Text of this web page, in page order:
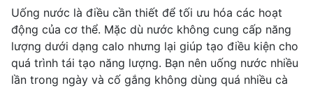
Uống nước là điều cần thiết để tối ưu hóa các hoạt
động của cơ thể. Mặc dù nước không cung cấp năng
lượng dưới dạng calo nhưng lại giúp tạo điều kiện cho
quá trình tái tạo năng lượng. Bạn nên uống nước nhiều
lần trong ngày và cố gắng không dùng quá nhiều cà